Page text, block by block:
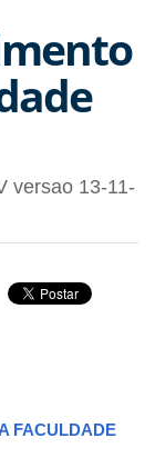
versao 13-11-
FACULDADE